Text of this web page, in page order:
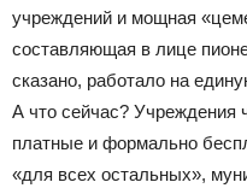
учреждений и мощная
составляющая в лице
сказано, работало на
А что сейчас? Учреждения
платные и формально
«для всех остальных»,